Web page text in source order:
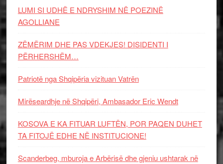
LUMI SI UDHË E NDRYSHIM NË POEZINË
AGOLLIANE
ZËMËRIM DHE PAS VDEKJES! DISIDENTI I
PËRHERSHËM…
Patriotë nga Shqipëria vizituan Vatrën
Mirëseardhje në Shqipëri, Ambasador Eric Wendt
KOSOVA E KA FITUAR LUFTËN, POR PAQEN DUHET
TA FITOJË EDHE NË INSTITUCIONE!
Scanderbeg, mburoja e Arbërisë dhe gjeniu ushtarak në